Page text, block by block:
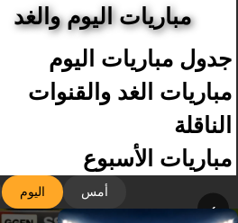
مباريات اليوم والغد
جدول مباريات اليوم
مباريات الغد والقنوات
الناقلة
مباريات الأسبوع
أمس اليوم
›